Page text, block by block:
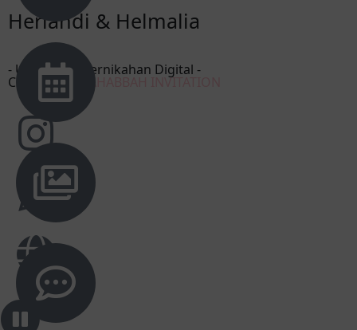
Herlandi & Helmalia
- Undangan Pernikahan Digital -
Created by MAHABBAH INVITATION